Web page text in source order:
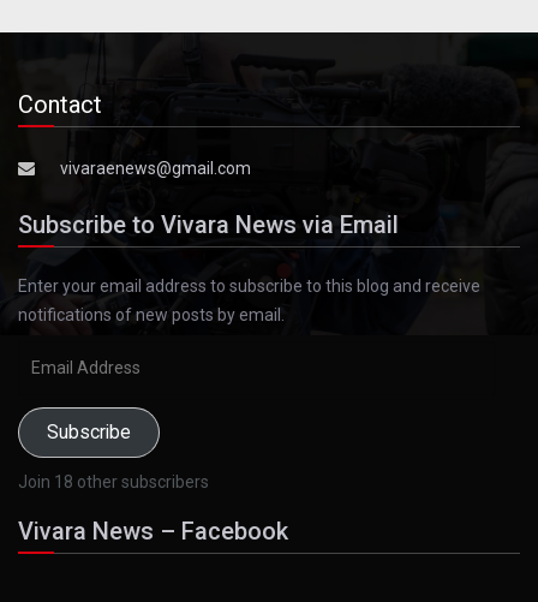
Contact
vivaraenews@gmail.com
Subscribe to Vivara News via Email
Enter your email address to subscribe to this blog and receive
notifications of new posts by email.
Subscribe
Join 18 other subscribers
Vivara News – Facebook